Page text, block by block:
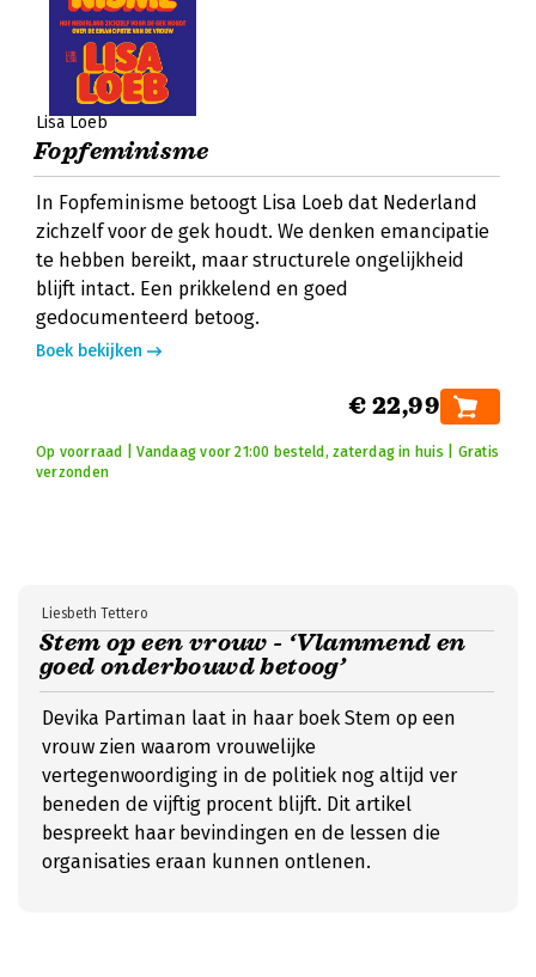
Lisa Loeb
Fopfeminisme
In Fopfeminisme betoogt Lisa Loeb dat Nederland
zichzelf voor de gek houdt. We denken emancipatie
te hebben bereikt, maar structurele ongelijkheid
blijft intact. Een prikkelend en goed
gedocumenteerd betoog.
Boek bekijken
€ 22,99
Op voorraad | Vandaag voor 21:00 besteld, zaterdag in huis | Gratis
verzonden
Stem op een vrouw - ‘Vlammend en
goed onderbouwd betoog’
Liesbeth Tettero
Devika Partiman laat in haar boek Stem op een
vrouw zien waarom vrouwelijke
vertegenwoordiging in de politiek nog altijd ver
beneden de vijftig procent blijft. Dit artikel
bespreekt haar bevindingen en de lessen die
organisaties eraan kunnen ontlenen.